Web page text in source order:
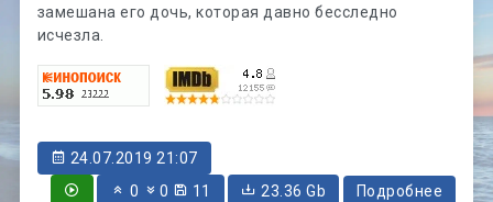
замешана его дочь, которая давно бесследно
исчезла.
24.07.2019 21:07
0
0 11 23.36 Gb Подробнее